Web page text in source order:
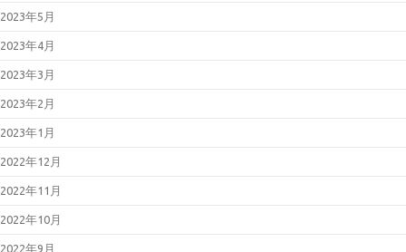
2023年5月
2023年4月
2023年3月
2023年2月
2023年1月
2022年12月
2022年11月
2022年10月
2022年9月